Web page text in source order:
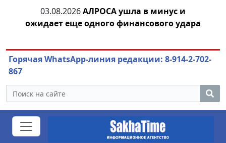
03.08.2026АЛРОСА ушла в минус и
ожидает еще одного финансового удара
Горячая WhatsApp-линия редакции: 8-914-2-702-
867